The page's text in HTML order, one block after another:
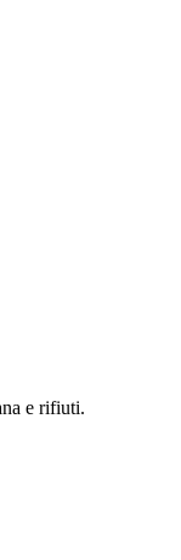
e rifiuti.